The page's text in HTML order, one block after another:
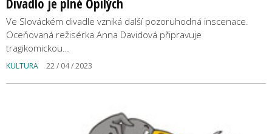
Divadlo je plné Opilých
Ve Slováckém divadle vzniká další pozoruhodná inscenace.
Oceňovaná režisérka Anna Davidová připravuje
tragikomickou…
KULTURA 22 / 04 / 2023